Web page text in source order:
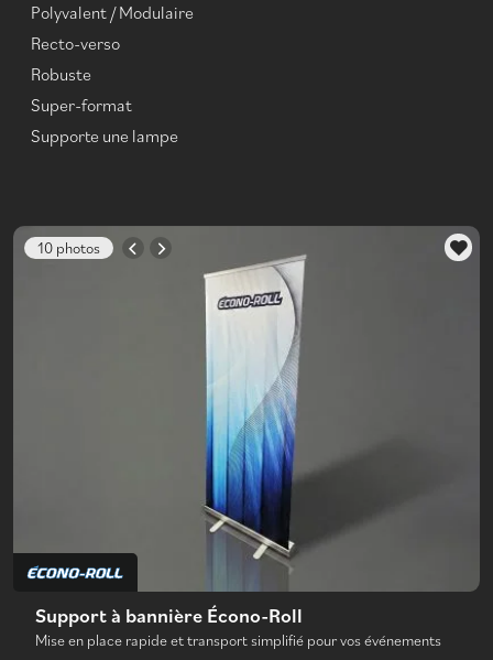
Polyvalent / Modulaire
Recto-verso
Robuste
Super-format
Supporte une lampe
10 photos
Support à bannière Écono-Roll
Mise en place rapide et transport simplifié pour vos événements